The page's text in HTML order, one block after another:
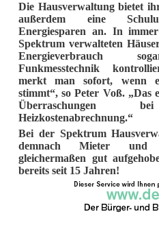
Die Hausverwaltung bietet
außerdem eine
Energiesparen an. In
Spektrum verwalteten
Energieverbrauch
Funkmesstechnik
merkt man sofort, wenn
stimmt“, so Peter Voß. „Das
Überraschungen
Heizkostenabrechnung.“
Bei der Spektrum
demnach Mieter und
gleichermaßen gut
bereits seit 15 Jahren!